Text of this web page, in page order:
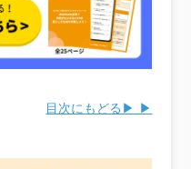
目次にもどる▶ ▶